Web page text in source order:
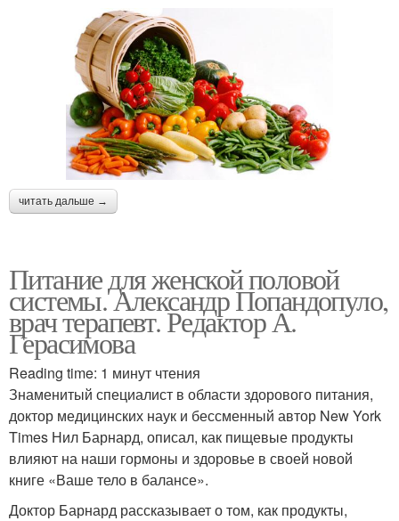
читать дальше →
Питание для женской половой
системы. Александр Попандопуло,
врач терапевт. Редактор А.
Герасимова
Reading time: 1 минут чтения
Знаменитый специалист в области здорового питания,
доктор медицинских наук и бессменный автор New York
Times Нил Барнард, описал, как пищевые продукты
влияют на наши гормоны и здоровье в своей новой
книге «Ваше тело в балансе».
Доктор Барнард рассказывает о том, как продукты,